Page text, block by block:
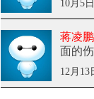
10月5
蒋凌鹏
面的
12月13